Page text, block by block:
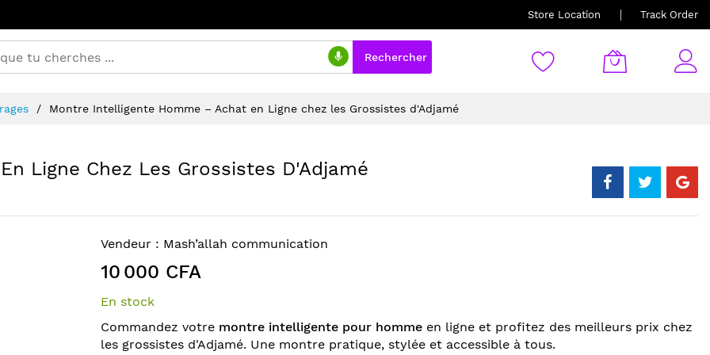
Store Location Track Order
Rechercher
Montre Intelligente Homme – Achat en Ligne chez les Grossistes d'Adjamé
Ligne Chez Les Grossistes D'Adjamé
Vendeur : Mash’allah communication
10 000 CFA
En stock
Commandez votre montre intelligente pour homme en ligne et profitez des meilleurs prix chez
les grossistes d'Adjamé. Une montre pratique, stylée et accessible à tous.